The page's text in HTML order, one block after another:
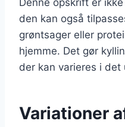
den kan også
grøntsager eller
hjemme. Det gør
der kan varieres i det
Variationer